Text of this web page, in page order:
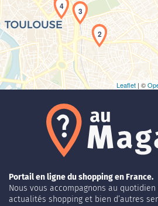
2
3
4
Leaflet | ©
Portail en ligne du shopping en France.
Nous vous accompagnons au
actualités shopping et bien d’autres